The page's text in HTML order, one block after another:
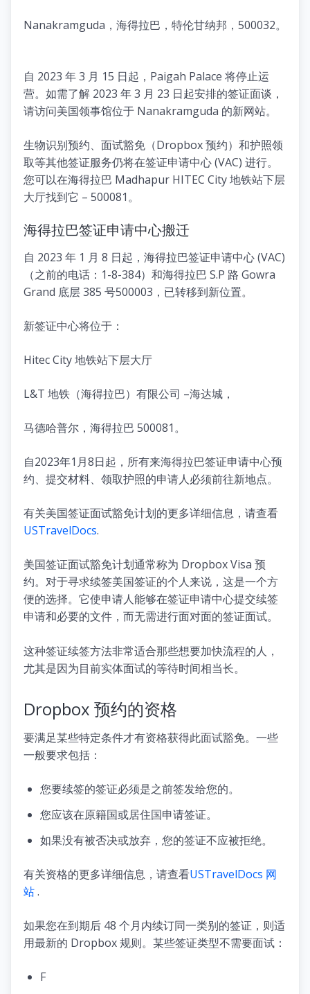
Nanakramguda，海得拉巴，特伦甘纳邦，500032。
自 2023 年 3 月 15 日起，Paigah Palace 将停止运
营。如需了解 2023 年 3 月 23 日起安排的签证面谈，
请访问美国领事馆位于 Nanakramguda 的新网站。
生物识别预约、面试豁免（Dropbox 预约）和护照领
取等其他签证服务仍将在签证申请中心 (VAC) 进行。
您可以在海得拉巴 Madhapur HITEC City 地铁站下层
大厅找到它 – 500081。
海得拉巴签证申请中心搬迁
自 2023 年 1 月 8 日起，海得拉巴签证申请中心 (VAC)
（之前的电话：1-8-384）和海得拉巴 S.P 路 Gowra
Grand 底层 385 号500003，已转移到新位置。
新签证中心将位于：
Hitec City 地铁站下层大厅
L&T 地铁（海得拉巴）有限公司 –海达城，
马德哈普尔，海得拉巴 500081。
自2023年1月8日起，所有来海得拉巴签证申请中心预
约、提交材料、领取护照的申请人必须前往新地点。
有关美国签证面试豁免计划的更多详细信息，请查看
USTravelDocs.
美国签证面试豁免计划通常称为 Dropbox Visa 预
约。对于寻求续签美国签证的个人来说，这是一个方
便的选择。它使申请人能够在签证申请中心提交续签
申请和必要的文件，而无需进行面对面的签证面试。
这种签证续签方法非常适合那些想要加快流程的人，
尤其是因为目前实体面试的等待时间相当长。
Dropbox 预约的资格
要满足某些特定条件才有资格获得此面试豁免。一些
一般要求包括：
您要续签的签证必须是之前签发给您的。
您应该在原籍国或居住国申请签证。
如果没有被否决或放弃，您的签证不应被拒绝。
有关资格的更多详细信息，请查看USTravelDocs 网
站.
如果您在到期后 48 个月内续订同一类别的签证，则适
用最新的 Dropbox 规则。某些签证类型不需要面试：
F